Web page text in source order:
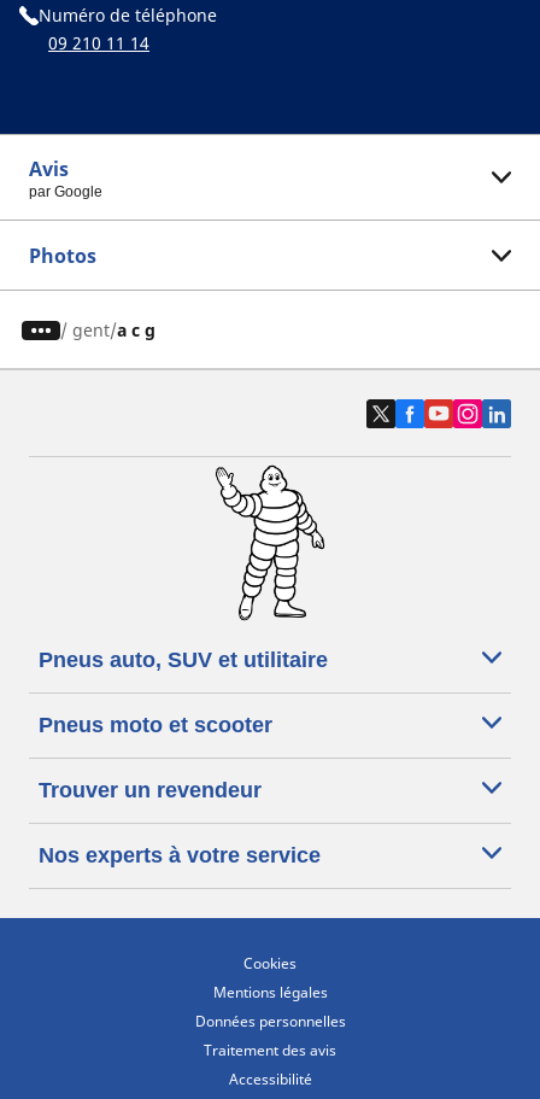
Numéro de téléphone
09 210 11 14
Avis
par Google
Photos
/ gent a c g
Pneus auto, SUV et utilitaire
Pneus moto et scooter
Trouver un revendeur
Nos experts à votre service
Cookies
Mentions légales
Données personnelles
Traitement des avis
Accessibilité